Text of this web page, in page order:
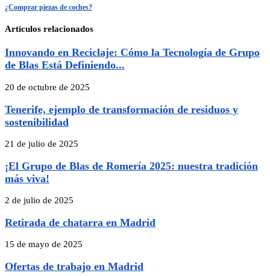
¿Comprar piezas de coches?
Artículos relacionados
Innovando en Reciclaje: Cómo la Tecnología de Grupo
de Blas Está Definiendo...
20 de octubre de 2025
Tenerife, ejemplo de transformación de residuos y
sostenibilidad
21 de julio de 2025
¡El Grupo de Blas de Romería 2025: nuestra tradición
más viva!
2 de julio de 2025
Retirada de chatarra en Madrid
15 de mayo de 2025
Ofertas de trabajo en Madrid